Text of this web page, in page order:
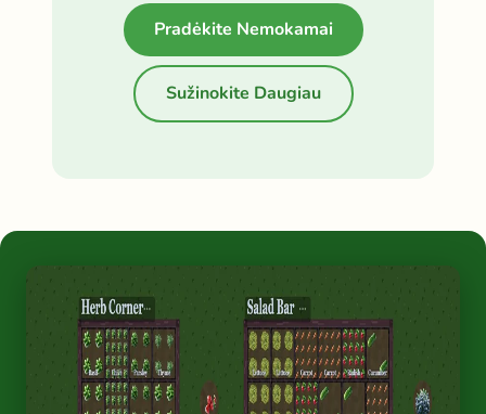
Pradėkite Nemokamai
Sužinokite Daugiau